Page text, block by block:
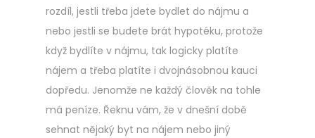
rozdíl, jestli třeba jdete bydlet do nájmu a
nebo jestli se budete brát hypotéku, protože
když bydlíte v nájmu, tak logicky platíte
nájem a třeba platíte i dvojnásobnou kauci
dopředu. Jenomže ne každý člověk na tohle
má peníze. Řeknu vám, že v dnešní době
sehnat nějaký byt na nájem nebo jiný